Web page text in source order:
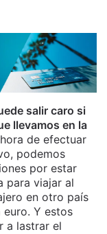
salir caro si
llevamos en la
de efectuar
podemos
por estar
para viajar al
en otro país
Y estos
a lastrar el